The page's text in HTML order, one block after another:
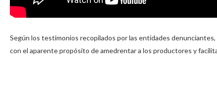
Según los testimonios recopilados por las entidades
con el aparente propósito de amedrentar a los productores y